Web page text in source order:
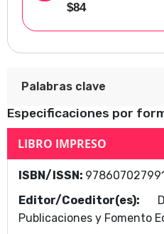
$84
Palabras clave
Atlas de morfología
Área Temática
Editorial
Especificaciones por
LIBRO IMPRESO
ISBN/ISSN:
Editor/Coeditor(es):
Publicaciones y Fomento